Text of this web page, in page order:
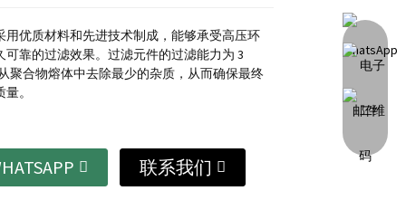
用优质材料和先进技术制成，能够承受高压环
靠的过滤效果。 过滤元件的过滤能力为 3
聚合物熔体中去除最少的杂质，从而确保最终
。
联系我们